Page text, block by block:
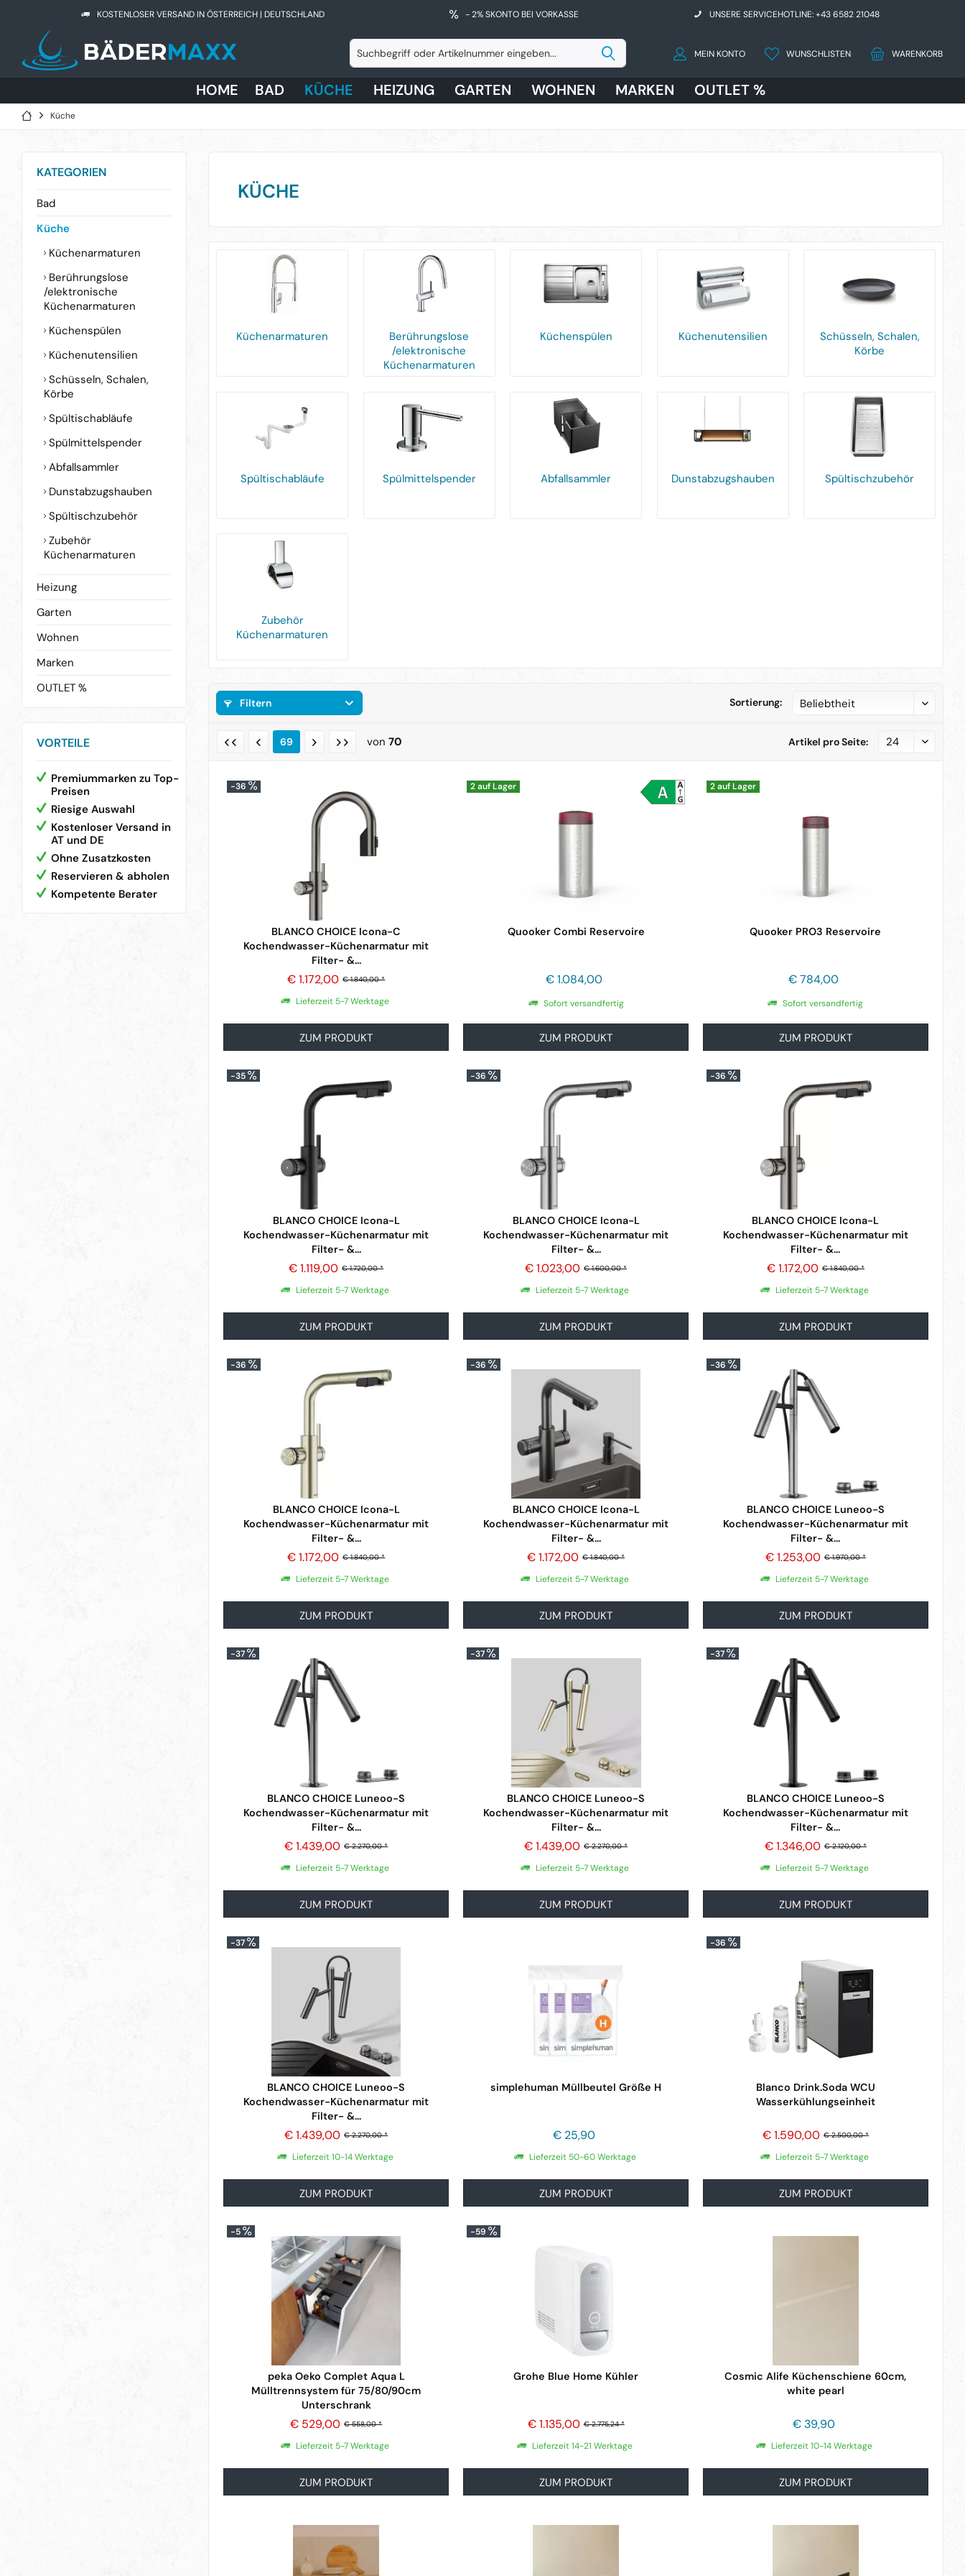
KOSTENLOSER VERSAND IN ÖSTERREICH | DEUTSCHLAND - 2% SKONTO BEI VORKASSE UNSERE SERVICEHOTLINE: +43 6582 21048
WARENKORB
WUNSCHLISTEN
MEIN KONTO
HOME BAD KÜCHE HEIZUNG GARTEN WOHNEN MARKEN OUTLET %
Küche
KATEGORIEN
Bad
Küche
Küchenarmaturen
Berührungslose
/elektronische
Küchenarmaturen
Küchenspülen
Küchenutensilien
Schüsseln, Schalen,
Körbe
Spültischabläufe
Spülmittelspender
Abfallsammler
Dunstabzugshauben
Spültischzubehör
Zubehör
Küchenarmaturen
Heizung
Garten
Wohnen
Marken
OUTLET %
VORTEILE
Premiummarken zu Top-
Preisen
Riesige Auswahl
Kostenloser Versand in
AT und DE
Ohne Zusatzkosten
Reservieren & abholen
Kompetente Berater
KÜCHE
Küchenarmaturen
Berührungslose
/elektronische
Küchenarmaturen
Küchenspülen Küchenutensilien
Schüsseln, Schalen,
Körbe
Spültischabläufe Spülmittelspender Abfallsammler Dunstabzugshauben Spültischzubehör
Zubehör
Küchenarmaturen
Filtern Sortierung:
69 von 70 Artikel pro Seite:
-36
BLANCO CHOICE Icona-C
Kochendwasser-Küchenarmatur mit
Filter- &...
€ 1.840,00 *
€ 1.172,00
Lieferzeit 5-7 Werktage
ZUM PRODUKT
2 auf Lager
Quooker Combi Reservoire
€ 1.084,00
Sofort versandfertig
ZUM PRODUKT
2 auf Lager
Quooker PRO3 Reservoire
€ 784,00
Sofort versandfertig
ZUM PRODUKT
-35
BLANCO CHOICE Icona-L
Kochendwasser-Küchenarmatur mit
Filter- &...
€ 1.720,00 *
€ 1.119,00
Lieferzeit 5-7 Werktage
ZUM PRODUKT
-36
BLANCO CHOICE Icona-L
Kochendwasser-Küchenarmatur mit
Filter- &...
€ 1.600,00 *
€ 1.023,00
Lieferzeit 5-7 Werktage
ZUM PRODUKT
-36
BLANCO CHOICE Icona-L
Kochendwasser-Küchenarmatur mit
Filter- &...
€ 1.840,00 *
€ 1.172,00
Lieferzeit 5-7 Werktage
ZUM PRODUKT
-36
BLANCO CHOICE Icona-L
Kochendwasser-Küchenarmatur mit
Filter- &...
€ 1.840,00 *
€ 1.172,00
Lieferzeit 5-7 Werktage
ZUM PRODUKT
-36
BLANCO CHOICE Icona-L
Kochendwasser-Küchenarmatur mit
Filter- &...
€ 1.840,00 *
€ 1.172,00
Lieferzeit 5-7 Werktage
ZUM PRODUKT
-36
BLANCO CHOICE Luneoo-S
Kochendwasser-Küchenarmatur mit
Filter- &...
€ 1.970,00 *
€ 1.253,00
Lieferzeit 5-7 Werktage
ZUM PRODUKT
-37
BLANCO CHOICE Luneoo-S
Kochendwasser-Küchenarmatur mit
Filter- &...
€ 2.270,00 *
€ 1.439,00
Lieferzeit 5-7 Werktage
ZUM PRODUKT
-37
BLANCO CHOICE Luneoo-S
Kochendwasser-Küchenarmatur mit
Filter- &...
€ 2.270,00 *
€ 1.439,00
Lieferzeit 5-7 Werktage
ZUM PRODUKT
-37
BLANCO CHOICE Luneoo-S
Kochendwasser-Küchenarmatur mit
Filter- &...
€ 2.120,00 *
€ 1.346,00
Lieferzeit 5-7 Werktage
ZUM PRODUKT
-37
BLANCO CHOICE Luneoo-S
Kochendwasser-Küchenarmatur mit
Filter- &...
€ 2.270,00 *
€ 1.439,00
Lieferzeit 10-14 Werktage
ZUM PRODUKT
simplehuman Müllbeutel Größe H
€ 25,90
Lieferzeit 50-60 Werktage
ZUM PRODUKT
-36
Blanco Drink.Soda WCU
Wasserkühlungseinheit
€ 2.500,00 *
€ 1.590,00
Lieferzeit 5-7 Werktage
ZUM PRODUKT
-5
peka Oeko Complet Aqua L
Mülltrennsystem für 75/80/90cm
Unterschrank
€ 558,00 *
€ 529,00
Lieferzeit 5-7 Werktage
ZUM PRODUKT
-59
Grohe Blue Home Kühler
€ 2.775,24 *
€ 1.135,00
Lieferzeit 14-21 Werktage
ZUM PRODUKT
Cosmic Alife Küchenschiene 60cm,
white pearl
€ 39,90
Lieferzeit 10-14 Werktage
ZUM PRODUKT